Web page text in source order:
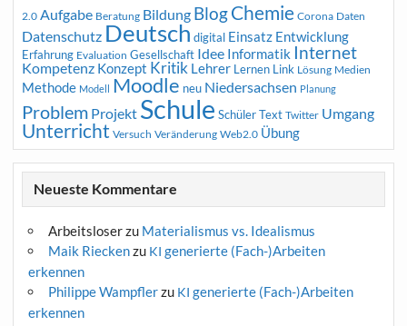
2.0 Aufgabe Beratung Bildung BlogChemie Corona Daten
Datenschutz Deutsch digital Einsatz Entwicklung
Erfahrung Evaluation Gesellschaft Idee Informatik Internet
Kompetenz Konzept Kritik Lehrer Lernen Link Lösung Medien
Methode Modell Moodle neu Niedersachsen Planung
Problem Projekt Schule Schüler Text Twitter Umgang
Unterricht Versuch Veränderung Web2.0 Übung
Neueste Kommentare
Arbeitsloserzu Materialismus vs. Idealismus
Maik Rieckenzu KI generierte (Fach-)Arbeiten
erkennen
Philippe Wampflerzu KI generierte (Fach-)Arbeiten
erkennen